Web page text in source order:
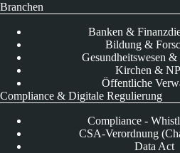
Branchen
Banken &
Bildung &
Gesundheitswesen &
Kirchen &
Öffentliche
Compliance & Digitale Regulierung
Compliance -
CSA-Verordnung
Data Act